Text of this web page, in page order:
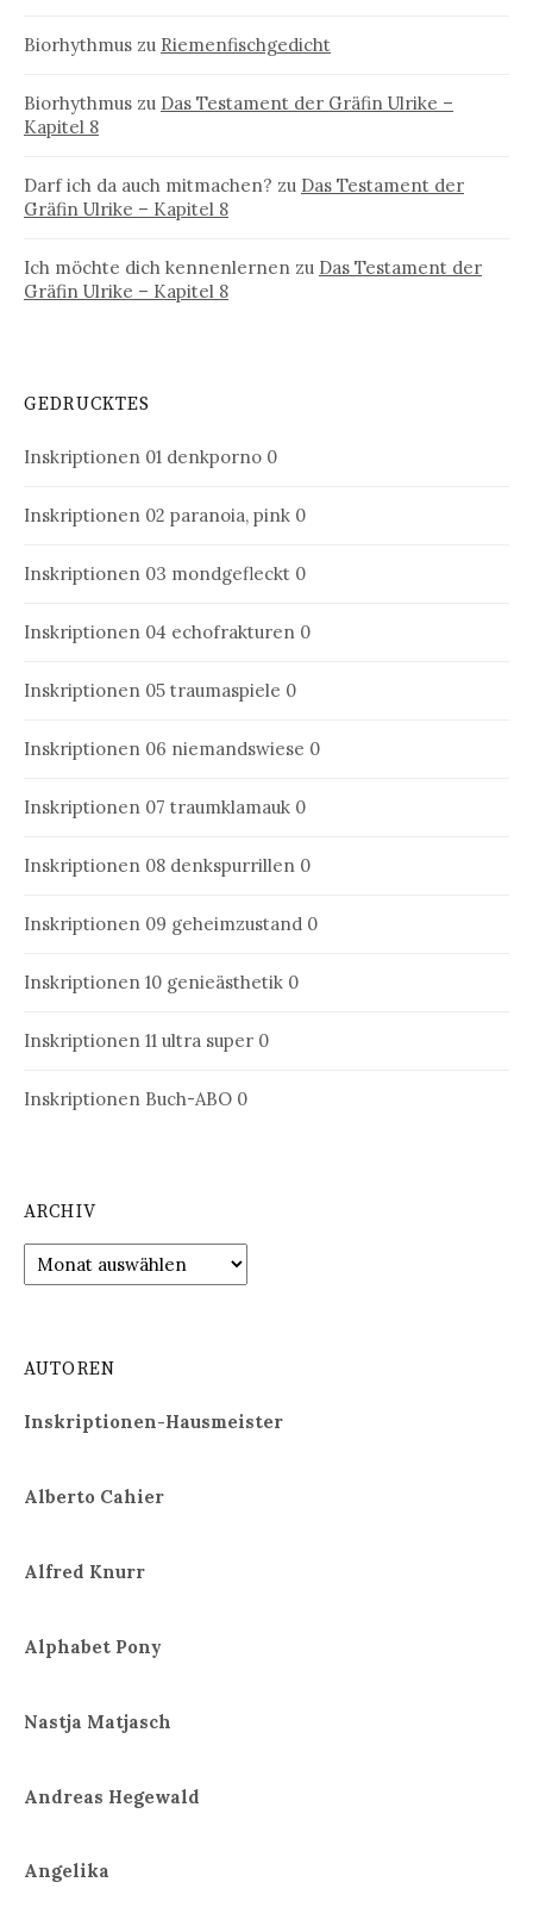
Biorhythmus zu Riemenfischgedicht
Biorhythmus zu Das Testament der Gräfin Ulrike –
Kapitel 8
Darf ich da auch mitmachen? zu Das Testament der
Gräfin Ulrike – Kapitel 8
Ich möchte dich kennenlernen zu Das Testament der
Gräfin Ulrike – Kapitel 8
GEDRUCKTES
Inskriptionen 01 denkporno 0
Inskriptionen 02 paranoia, pink 0
Inskriptionen 03 mondgefleckt 0
Inskriptionen 04 echofrakturen 0
Inskriptionen 05 traumaspiele 0
Inskriptionen 06 niemandswiese 0
Inskriptionen 07 traumklamauk 0
Inskriptionen 08 denkspurrillen 0
Inskriptionen 09 geheimzustand 0
Inskriptionen 10 genieästhetik 0
Inskriptionen 11 ultra super 0
Inskriptionen Buch-ABO 0
ARCHIV
Archiv
AUTOREN
Inskriptionen-Hausmeister
Alberto Cahier
Alfred Knurr
Alphabet Pony
Nastja Matjasch
Andreas Hegewald
Angelika